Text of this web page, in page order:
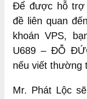
Để được hỗ trợ
đề liên quan
khoán VPS,
U689 – ĐỖ
nếu viết thường
Mr. Phát Lộc